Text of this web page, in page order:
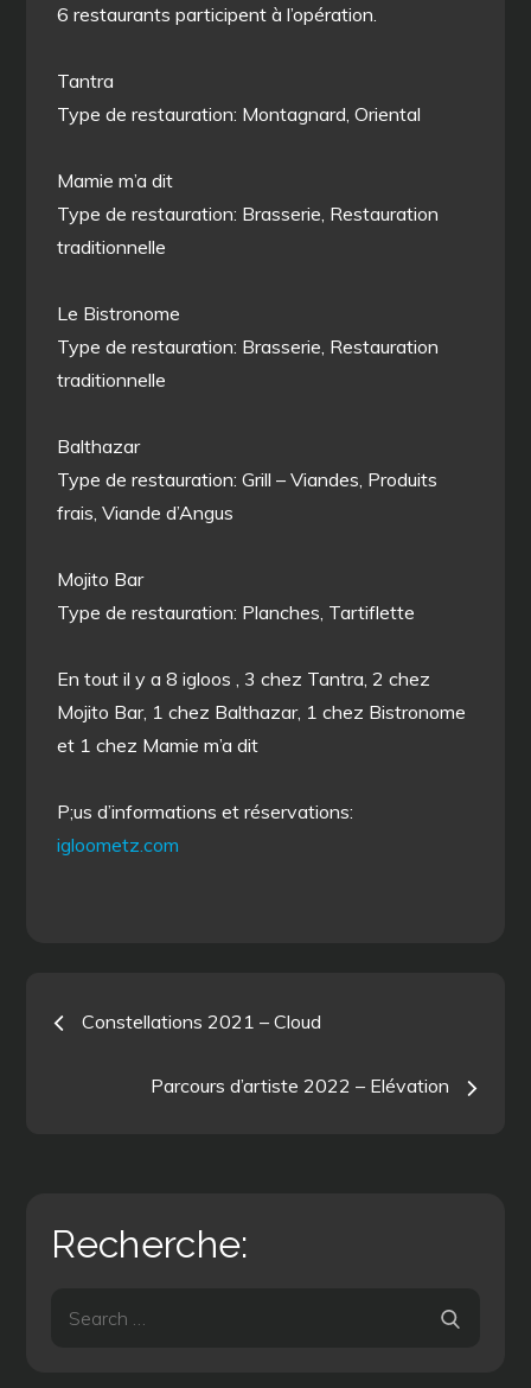
6 restaurants participent à l’opération.
Tantra
Type de restauration: Montagnard, Oriental
Mamie m’a dit
Type de restauration: Brasserie, Restauration
traditionnelle
Le Bistronome
Type de restauration: Brasserie, Restauration
traditionnelle
Balthazar
Type de restauration: Grill – Viandes, Produits
frais, Viande d’Angus
Mojito Bar
Type de restauration: Planches, Tartiflette
En tout il y a 8 igloos , 3 chez Tantra, 2 chez
Mojito Bar, 1 chez Balthazar, 1 chez Bistronome
et 1 chez Mamie m’a dit
P;us d’informations et réservations:
igloometz.com
Navigation
Constellations 2021 – Cloud
Parcours d’artiste 2022 – Elévation
Recherche: